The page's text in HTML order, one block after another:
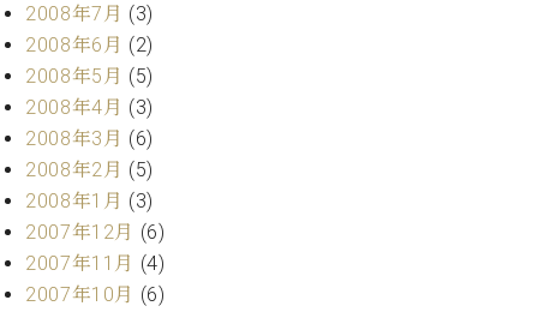
2008年7月 (3)
2008年6月 (2)
2008年5月 (5)
2008年4月 (3)
2008年3月 (6)
2008年2月 (5)
2008年1月 (3)
2007年12月 (6)
2007年11月 (4)
2007年10月 (6)